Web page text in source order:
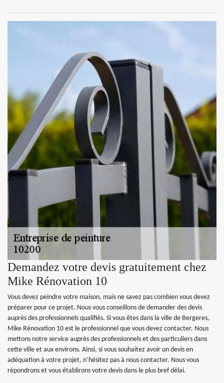
Demandez votre devis gratuitement chez
Mike Rénovation 10
Vous devez peindre votre maison, mais ne savez pas combien vous devez
préparer pour ce projet. Nous vous conseillons de demander des devis
auprès des professionnels qualifiés. Si vous êtes dans la ville de Bergeres,
Mike Rénovation 10 est le professionnel que vous devez contacter. Nous
mettons notre service auprès des professionnels et des particuliers dans
cette ville et aux environs. Ainsi, si vous souhaitez avoir un devis en
adéquation à votre projet, n’hésitez pas à nous contacter. Nous vous
répondrons et vous établirons votre devis dans le plus bref délai.